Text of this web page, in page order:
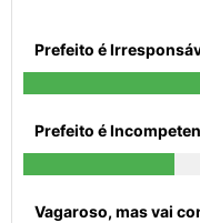
Prefeito é
Prefeito é
Vagaroso, mas vai